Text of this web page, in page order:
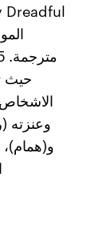
حيث
وعنزته